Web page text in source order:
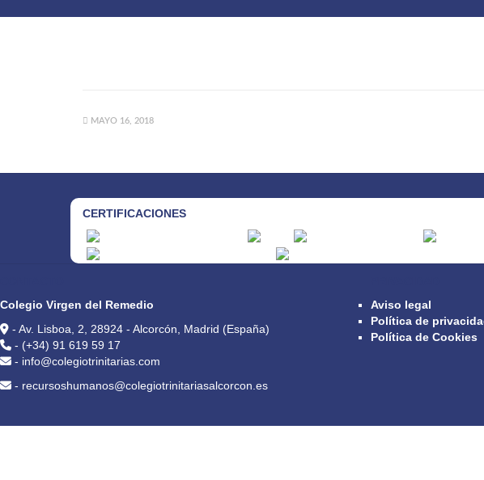
MAYO 16, 2018
CERTIFICACIONES
Colegio Virgen del Remedio
- Av. Lisboa, 2, 28924 - Alcorcón, Madrid (España)
- (+34) 91 619 59 17
- info@colegiotrinitarias.com
- recursoshumanos@colegiotrinitariasalcorcon.es
Aviso legal
Política de
Política de Cookies